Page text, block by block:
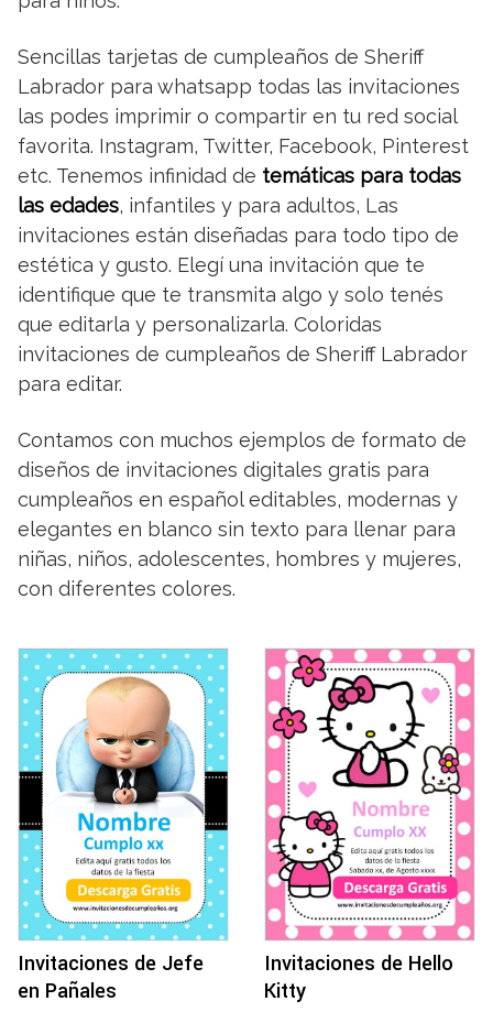
Sencillas tarjetas de cumpleaños de Sheriff
Labrador para whatsapp todas las invitaciones
las podes imprimir o compartir en tu red social
favorita. Instagram, Twitter, Facebook, Pinterest
etc. Tenemos infinidad de temáticas para todas
las edades, infantiles y para adultos, Las
invitaciones están diseñadas para todo tipo de
estética y gusto. Elegí una invitación que te
identifique que te transmita algo y solo tenés
que editarla y personalizarla. Coloridas
invitaciones de cumpleaños de Sheriff Labrador
para editar.
Contamos con muchos ejemplos de formato de
diseños de invitaciones digitales gratis para
cumpleaños en español editables, modernas y
elegantes en blanco sin texto para llenar para
niñas, niños, adolescentes, hombres y mujeres,
con diferentes colores.
Invitaciones de Jefe
en Pañales
Invitaciones de Hello
Kitty